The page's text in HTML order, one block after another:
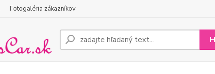
Fotogaléria zákazníkov